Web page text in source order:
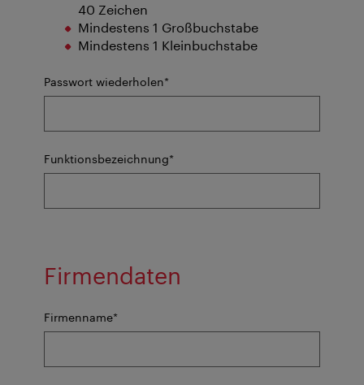
40 Zeichen
Mindestens 1 Großbuchstabe
Mindestens 1 Kleinbuchstabe
Passwort wiederholen*Pflichtfeld
Funktionsbezeichnung*Pflichtfeld
Firmendaten
Firmenname*Pflichtfeld